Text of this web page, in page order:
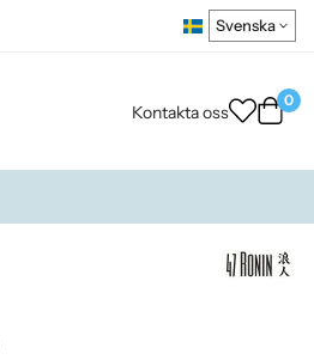
Kontakta oss
0